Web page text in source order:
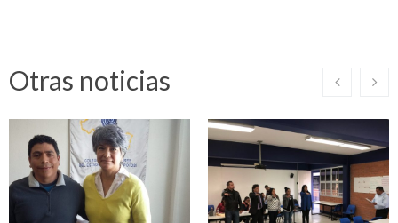
Otras noticias